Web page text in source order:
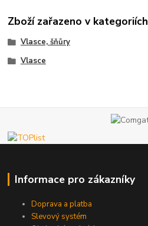
Zboží zařazeno v kategoriích
Vlasce, šňůry
Vlasce
Informace pro zákazníky
Doprava a platba
Slevový systém